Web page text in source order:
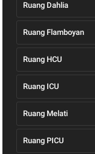
Ruang Dahlia
Ruang Flamboyan
Ruang HCU
Ruang ICU
Ruang Melati
Ruang PICU